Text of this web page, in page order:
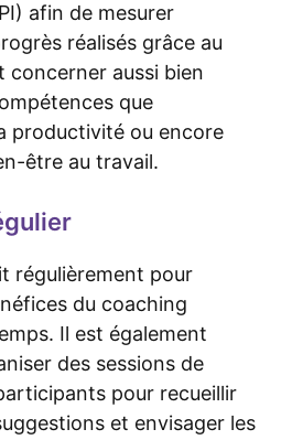
afin de mesurer
réalisés grâce au
concerner aussi bien
que
productivité ou encore
être au travail.
régulièrement pour
du coaching
Il est également
des sessions de
pour recueillir
et envisager les